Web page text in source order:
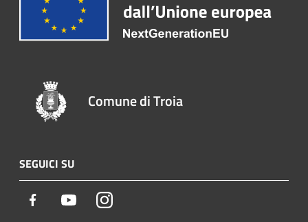
Comune di Troia
SEGUICI SU
Facebook YoutubeInstagram